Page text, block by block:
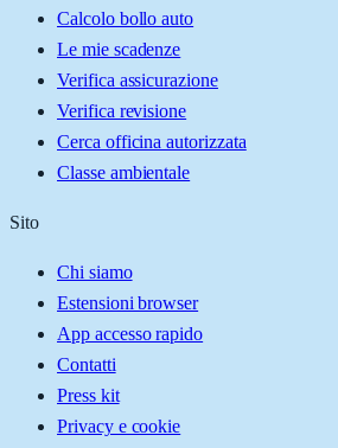
Calcolo bollo auto
Le mie scadenze
Verifica assicurazione
Verifica revisione
Cerca officina autorizzata
Classe ambientale
Sito
Chi siamo
Estensioni browser
App accesso rapido
Contatti
Press kit
Privacy e cookie